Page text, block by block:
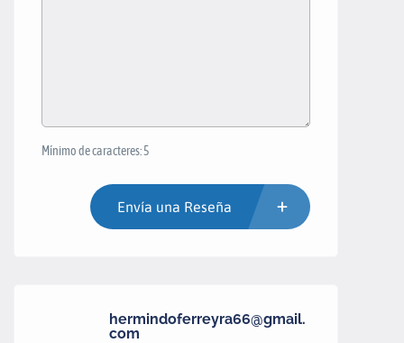
Mínimo de caracteres: 5
Envía una Reseña
hermindoferreyra66@gmail.
com